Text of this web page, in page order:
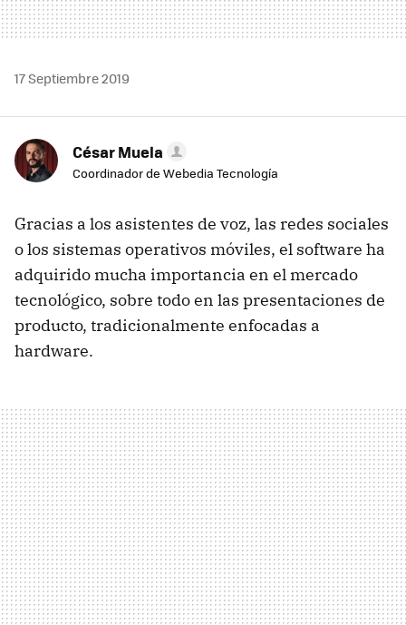
17 Septiembre 2019
César Muela
Coordinador de Webedia Tecnología
Gracias a los asistentes de voz, las redes sociales
o los sistemas operativos móviles, el software ha
adquirido mucha importancia en el mercado
tecnológico, sobre todo en las presentaciones de
producto, tradicionalmente enfocadas a
hardware.